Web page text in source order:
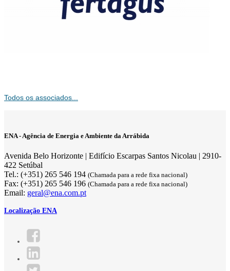
Todos os associados...
ENA - Agência de Energia e Ambiente da Arrábida
Avenida Belo Horizonte | Edifício Escarpas Santos Nicolau | 2910-
422 Setúbal
Tel.: (+351) 265 546 194 (Chamada para a rede fixa nacional)
Fax: (+351) 265 546 196 (Chamada para a rede fixa nacional)
Email: geral@ena.com.pt
Localização ENA